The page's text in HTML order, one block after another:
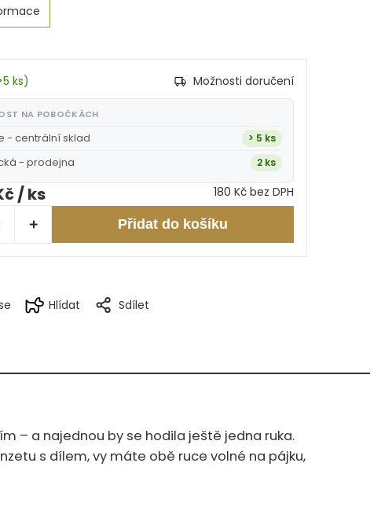
Hlídat Sdílet
ks) Možnosti doručení
NA POBOČKÁCH
- centrální sklad > 5 ks
- prodejna 2 ks
/ ks 180 Kč bez DPH
Přidat do košíku
– a najednou by se hodila ještě jedna ruka.
s dílem, vy máte obě ruce volné na pájku,